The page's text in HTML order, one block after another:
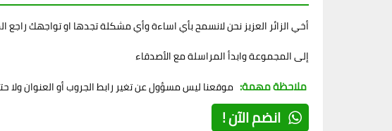
أخي الزائر العزيز نحن لانسمح بأي اساءة وأي مشكلة تجدها او تواجهك
إلى المجموعة وابدأ المراسلة مع الأصدقاء
ملاحظة مهمة: موقعنا ليس مسؤول عن تغير رابط الجروب أو العنوان ولا
انضم الآن !